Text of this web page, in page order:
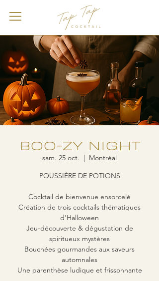
BOO-ZY NIGHT
sam. 25 oct.
  |
Montréal
POUSSIÈRE DE POTIONS
Cocktail de bienvenue ensorcelé
Création de trois cocktails thématiques
d’Halloween
Jeu-découverte & dégustation de
spiritueux mystères
Bouchées gourmandes aux saveurs
automnales
Une parenthèse ludique et frissonnante